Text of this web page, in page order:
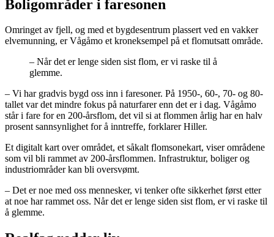
Boligområder i faresonen
Omringet av fjell, og med et bygdesentrum plassert ved en vakker
elvemunning, er Vågåmo et kroneksempel på et flomutsatt område.
– Når det er lenge siden sist flom, er vi raske til å
glemme.
– Vi har gradvis bygd oss inn i faresoner. På 1950-, 60-, 70- og 80-
tallet var det mindre fokus på naturfarer enn det er i dag. Vågåmo
står i fare for en 200-årsflom, det vil si at flommen årlig har en halv
prosent sannsynlighet for å inntreffe, forklarer Hiller.
Et digitalt kart over området, et såkalt flomsonekart, viser områdene
som vil bli rammet av 200-årsflommen. Infrastruktur, boliger og
industriområder kan bli oversvømt.
– Det er noe med oss mennesker, vi tenker ofte sikkerhet først etter
at noe har rammet oss. Når det er lenge siden sist flom, er vi raske til
å glemme.